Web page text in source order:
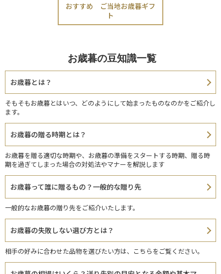
おすすめ ご当地お歳暮ギフ
ト
お歳暮の豆知識一覧
お歳暮とは？
そもそもお歳暮とはいつ、どのようにして始まったものなのかをご紹介し
ます。
お歳暮の贈る時期とは？
お歳暮を贈る適切な時期や、お歳暮の準備をスタートする時期、贈る時
期を過ぎてしまった場合の対処法やマナーを解説します
お歳暮って誰に贈るもの？一般的な贈り先
一般的なお歳暮の贈り先をご紹介いたします。
お歳暮の失敗しない選び方とは？
相手の好みに合わせた品物を選びたい方は、こちらをご覧ください。